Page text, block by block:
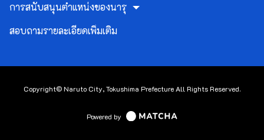
การสนับสนุนตำแหน่งของนารุ
สอบถามรายละเอียดเพิ่มเติม
Copyright© Naruto City, Tokushima Prefecture All Rights Reserved.
Powered by